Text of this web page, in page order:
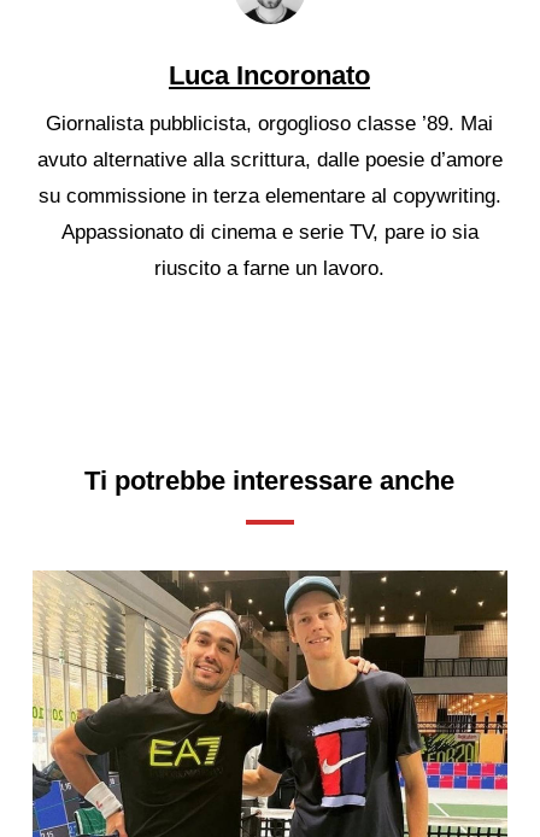
Luca Incoronato
Giornalista pubblicista, orgoglioso classe ’89. Mai
avuto alternative alla scrittura, dalle poesie d’amore
su commissione in terza elementare al copywriting.
Appassionato di cinema e serie TV, pare io sia
riuscito a farne un lavoro.
Ti potrebbe interessare anche